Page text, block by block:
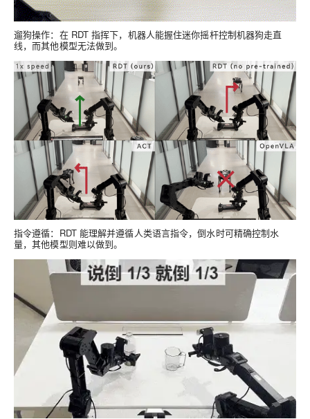
遛狗操作：在 RDT 指挥下，机器人能握住迷你摇杆控制机器狗走直
线，而其他模型无法做到。
指令遵循：RDT 能理解并遵循人类语言指令，倒水时可精确控制水
量，其他模型则难以做到。